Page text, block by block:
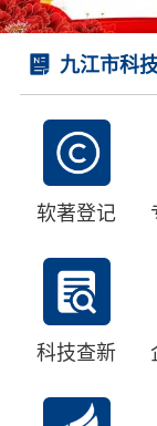
九江市科
软著登记
科技查新